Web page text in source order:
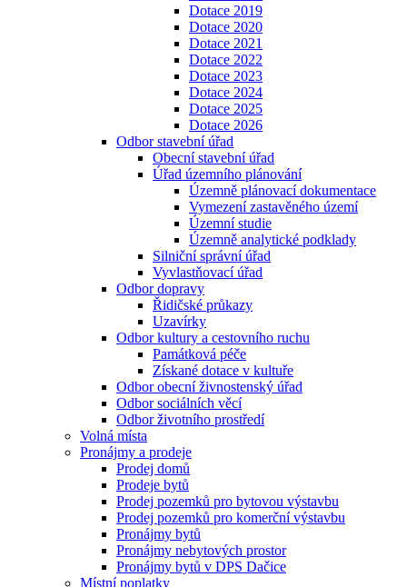
Dotace 2019
Dotace 2020
Dotace 2021
Dotace 2022
Dotace 2023
Dotace 2024
Dotace 2025
Dotace 2026
Odbor stavební úřad
Obecní stavební úřad
Úřad územního plánování
Územně plánovací dokumentace
Vymezení zastavěného území
Územní studie
Územně analytické podklady
Silniční správní úřad
Vyvlastňovací úřad
Odbor dopravy
Řidičské průkazy
Uzavírky
Odbor kultury a cestovního ruchu
Památková péče
Získané dotace v kultuře
Odbor obecní živnostenský úřad
Odbor sociálních věcí
Odbor životního prostředí
Volná místa
Pronájmy a prodeje
Prodej domů
Prodeje bytů
Prodej pozemků pro bytovou výstavbu
Prodej pozemků pro komerční výstavbu
Pronájmy bytů
Pronájmy nebytových prostor
Pronájmy bytů v DPS Dačice
Místní poplatky